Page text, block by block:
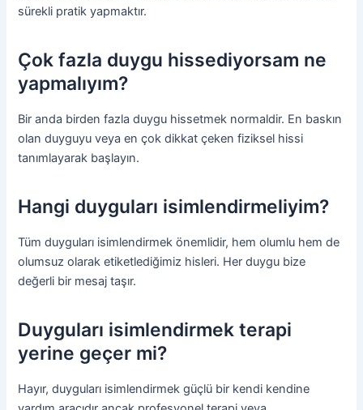
sürekli pratik yapmaktır.
Çok fazla duygu hissediyorsam ne
yapmalıyım?
Bir anda birden fazla duygu hissetmek normaldir. En baskın
olan duyguyu veya en çok dikkat çeken fiziksel hissi
tanımlayarak başlayın.
Hangi duyguları isimlendirmeliyim?
Tüm duyguları isimlendirmek önemlidir, hem olumlu hem de
olumsuz olarak etiketlediğimiz hisleri. Her duygu bize
değerli bir mesaj taşır.
Duyguları isimlendirmek terapi
yerine geçer mi?
Hayır, duyguları isimlendirmek güçlü bir kendi kendine